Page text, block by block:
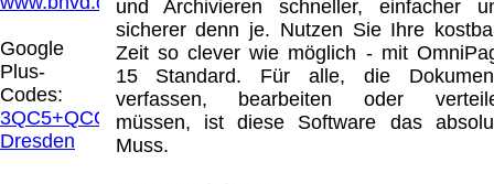
Google
Plus-
Codes:
3QC5+QCG
Dresden
und Archivieren schneller, einfacher
sicherer denn je. Nutzen Sie Ihre
Zeit so clever wie möglich - mit
15 Standard. Für alle, die
verfassen, bearbeiten oder
müssen, ist diese Software das
Muss.
dass man sich ausdrücklich von diesen
Inhalten distanziert. Hiermit distanzieren wir
uns ausdrücklich von allen Inhalten, aller
gelinkten Seiten auf unserer Homepage und
machen uns diese Inhalte nicht zu eigen.
Diese Erklärung gilt für alle auf unserer
Homepage angebrachten Links.
Die Europäische Kommission stellt eine